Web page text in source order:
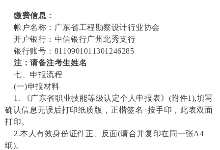
缴费信息：
帐户名称：广东省工程勘察设计行业协会
开户银行：中信银行广州北秀支行
银行账号： 8110901011301246285
注：请备注考生姓名
七、申报流程
(一)申报材料
1. 《广东省职业技能等级认定个人申报表》(附件1),填写
确认信息无误后打印纸质版，正楷签名+按手印，此表双面
打印。
2.本人有效身份证件正、反面(请合并复印在同一张A4
纸)。